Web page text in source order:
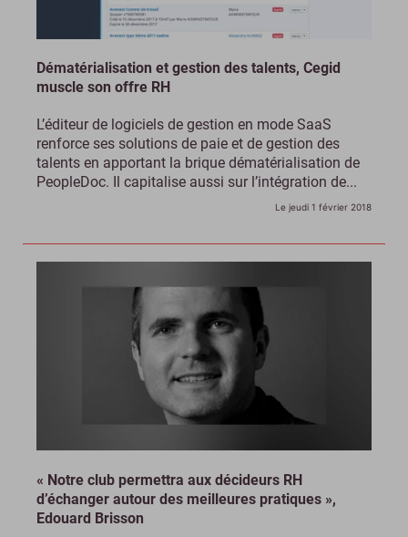
Dématérialisation et gestion des talents, Cegid
muscle son offre RH
L’éditeur de logiciels de gestion en mode SaaS
renforce ses solutions de paie et de gestion des
talents en apportant la brique dématérialisation de
PeopleDoc. Il capitalise aussi sur l’intégration de...
Le jeudi 1 février 2018
« Notre club permettra aux décideurs RH
d’échanger autour des meilleures pratiques »,
Edouard Brisson